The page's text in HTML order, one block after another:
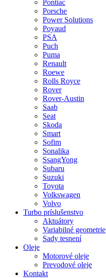
Pontiac
Porsche
Power Solutions
Poyaud
PSA
Puch
Puma
Renault
Roewe
Rolls Royce
Rover
Rover-Austin
Saab
Seat
Skoda
Smart
Sofim
Sonalika
SsangYong
Subaru
Suzuki
Toyota
Volkswagen
Volvo
Turbo príslušenstvo
Aktuátory
Variabilné geometrie
Sady tesnení
Oleje
Motorové oleje
Prevodové oleje
Kontakt